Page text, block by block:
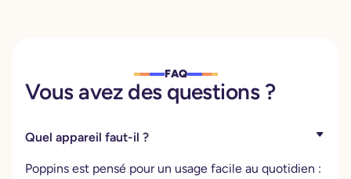
FAQ
Vous avez des questions ?
Quel appareil faut-il ?
Poppins est pensé pour un usage facile au quotidien :